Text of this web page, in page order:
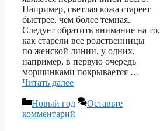
Например, светлая кожа стареет
быстрее, чем более темная.
Следует обратить внимание на то,
как старели все родственницы
по женской линии, у одних,
например, в первую очередь
морщинками покрывается …
Читать далее
Рубрики
Новый год
Оставьте
комментарий